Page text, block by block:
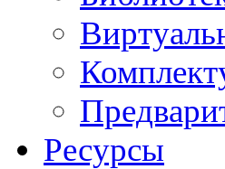
Ресурсы